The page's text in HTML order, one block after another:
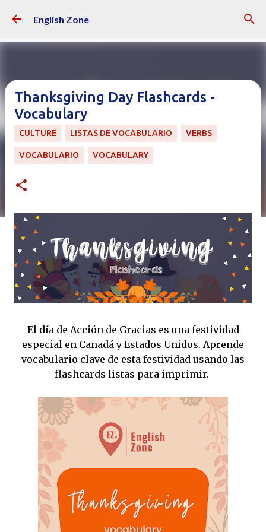
English Zone
Thanksgiving Day Flashcards -
Vocabulary
CULTURE LISTAS DE VOCABULARIO VERBS
VOCABULARIO VOCABULARY
El día de Acción de Gracias es una festividad
especial en Canadá y Estados Unidos. Aprende
vocabulario clave de esta festividad usando las
flashcards listas para imprimir.